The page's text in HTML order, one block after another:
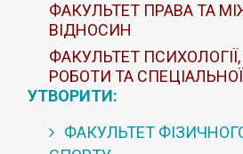
ФАКУЛЬТЕТ ПРАВА ТА
ВІДНОСИН
ФАКУЛЬТЕТ
РОБОТИ ТА
УТВОРИТИ:
ФАКУЛЬТЕТ